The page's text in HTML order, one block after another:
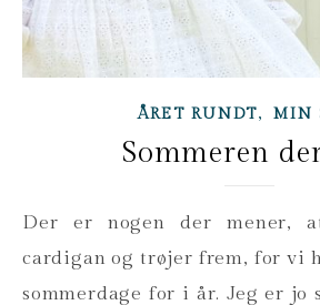
ÅRET RUNDT,MIN
Sommeren
Der er nogen der mener, at vi skal finde
cardigan og trøjer frem, for vi
sommerdage for i år. Jeg er jo